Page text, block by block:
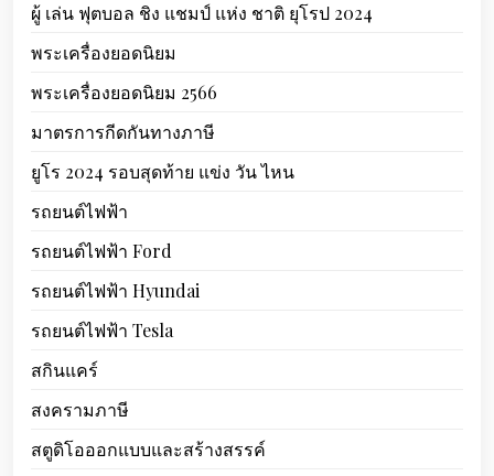
ผู้ เล่น ฟุตบอล ชิง แชมป์ แห่ง ชาติ ยุโรป 2024
พระเครื่องยอดนิยม
พระเครื่องยอดนิยม 2566
มาตรการกีดกันทางภาษี
ยูโร 2024 รอบสุดท้าย แข่ง วัน ไหน
รถยนต์ไฟฟ้า
รถยนต์ไฟฟ้า Ford
รถยนต์ไฟฟ้า Hyundai
รถยนต์ไฟฟ้า Tesla
สกินแคร์
สงครามภาษี
สตูดิโอออกแบบและสร้างสรรค์